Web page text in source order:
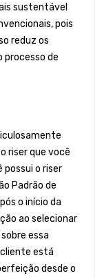
sustentável
pois
reduz os
de
riser que você
possui o riser
Padrão de
o início da
ao selecionar
essa
está
desde o